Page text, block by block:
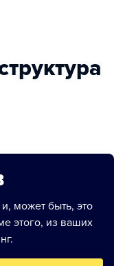
может быть, это
этого, из ваших